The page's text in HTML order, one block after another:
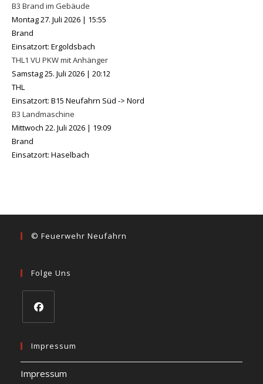
B3 Brand im Gebäude
Montag 27. Juli 2026 | 15:55
Brand
Einsatzort: Ergoldsbach
THL1 VU PKW mit Anhänger
Samstag 25. Juli 2026 | 20:12
THL
Einsatzort: B15 Neufahrn Süd -> Nord
B3 Landmaschine
Mittwoch 22. Juli 2026 | 19:09
Brand
Einsatzort: Haselbach
© Feuerwehr Neufahrn
Folge Uns
in
a
new
Impressum
Impressum